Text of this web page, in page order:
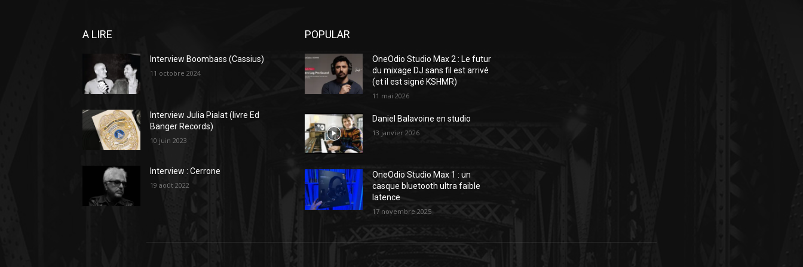
A LIRE
Interview Boombass (Cassius)
11 octobre 2024
Interview Julia Pialat (livre Ed
Banger Records)
10 juin 2023
Interview : Cerrone
19 août 2022
POPULAR
OneOdio Studio Max 2 : Le futur
du mixage DJ sans fil est arrivé
(et il est signé KSHMR)
11 mai 2026
Daniel Balavoine en studio
13 janvier 2026
OneOdio Studio Max 1 : un
casque bluetooth ultra faible
latence
17 novembre 2025